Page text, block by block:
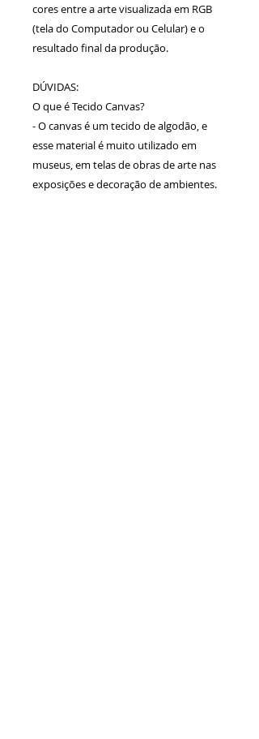
cores entre a arte visualizada em RGB
(tela do Computador ou Celular) e o
resultado final da produção.
DÚVIDAS:
O que é Tecido Canvas?
- O canvas é um tecido de algodão, e
esse material é muito utilizado em
museus, em telas de obras de arte nas
exposições e decoração de ambientes.